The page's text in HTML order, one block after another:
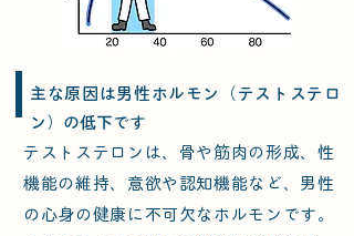
主な原因は男性ホルモン（テストステロ
ン）の低下です
テストステロンは、骨や筋肉の形成、性
機能の維持、意欲や認知機能など、男性
の心身の健康に不可欠なホルモンです。